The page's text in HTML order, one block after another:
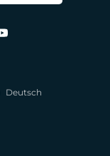
Deutsch